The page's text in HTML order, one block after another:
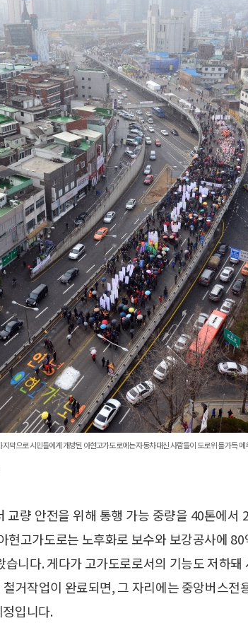
막으로 시민들에게 개방된 아현고가도로에는 자동차 대신 사람들이 도로 위를 가득 메
교량 안전을 위해 통행 가능 중량을 40톤에서
현고가도로는 노후화로 보수와 보강공사에
니다. 게다가 고가도로로서의 기능도 저하돼
거작업이 완료되면, 그 자리에는 중앙버스전
입니다.